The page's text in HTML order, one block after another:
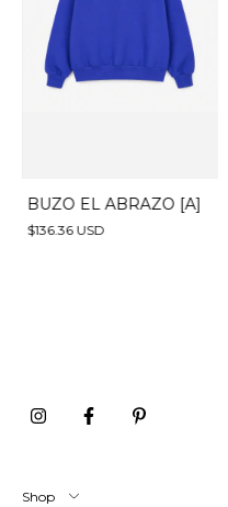
BUZO EL ABRAZO [A]
$136.36 USD
Shop